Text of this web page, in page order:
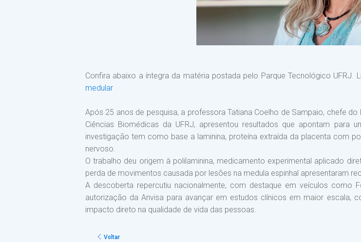
Confira abaixo a íntegra da matéria postada pelo Parque Tecnológico UFRJ.
medular
Após 25 anos de pesquisa, a professora Tatiana Coelho de Sampaio, chefe
Ciências Biomédicas da UFRJ, apresentou resultados que apontam para
investigação tem como base a laminina, proteína extraída da placenta com
nervoso.
O trabalho deu origem à polilaminina, medicamento experimental aplicado
perda de movimentos causada por lesões na medula espinhal apresentaram
A descoberta repercutiu nacionalmente, com destaque em veículos como
autorização da Anvisa para avançar em estudos clínicos em maior escala,
impacto direto na qualidade de vida das pessoas.
Voltar